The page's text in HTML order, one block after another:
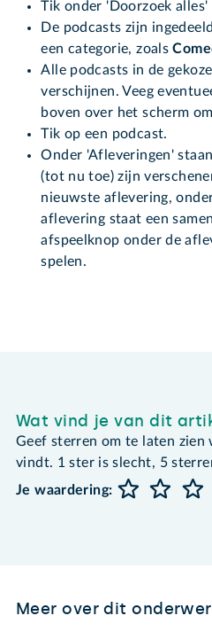
Tik onder 'Doorzoek alles'
De podcasts zijn
een categorie, zoals
Alle podcasts in de
verschijnen. Veeg
boven over het scherm
Tik op een podcast.
Onder 'Afleveringen'
(tot nu toe) zijn
nieuwste aflevering,
aflevering staat een
afspeelknop onder de
spelen.
Wat vind je van dit
Geef sterren om te laten zien
vindt. 1 ster is slecht, 5
Je waardering:
Meer over dit